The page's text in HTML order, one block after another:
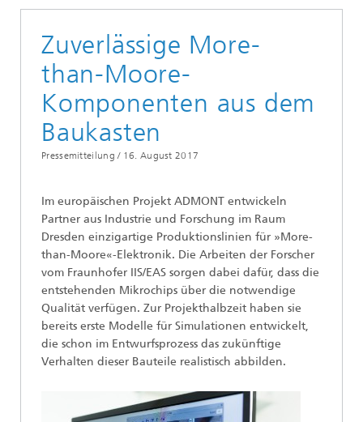
Zuverlässige More-
than-Moore-
Komponenten aus dem
Baukasten
Pressemitteilung / 16. August 2017
Im europäischen Projekt ADMONT entwickeln
Partner aus Industrie und Forschung im Raum
Dresden einzigartige Produktionslinien für »More-
than-Moore«-Elektronik. Die Arbeiten der Forscher
vom Fraunhofer IIS/EAS sorgen dabei dafür, dass die
entstehenden Mikrochips über die notwendige
Qualität verfügen. Zur Projekthalbzeit haben sie
bereits erste Modelle für Simulationen entwickelt,
die schon im Entwurfsprozess das zukünftige
Verhalten dieser Bauteile realistisch abbilden.